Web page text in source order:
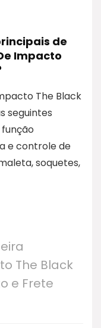
de
Impacto
The Black
seguintes
e controle de
soquetes,
The Black
e Frete